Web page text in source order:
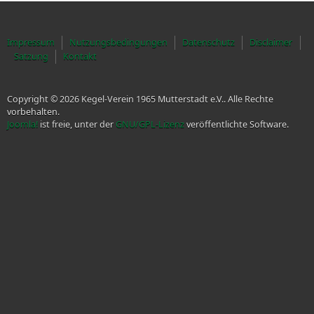
Impressum Nutzungsbedingungen Datenschutz
Disclaimer
Satzung
Kontakt
Copyright © 2026 Kegel-Verein 1965 Mutterstadt e.V.. Alle Rechte
vorbehalten.
Joomla! ist freie, unter der GNU/GPL-Lizenzveröffentlichte Software.